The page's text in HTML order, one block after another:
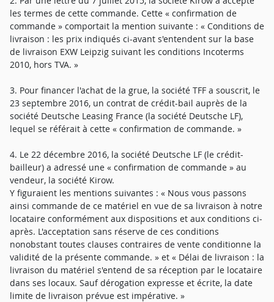
les termes de cette commande. Cette « confirmation de
commande » comportait la mention suivante : « Conditions de
livraison : les prix indiqués ci-avant s'entendent sur la base
de livraison EXW Leipzig suivant les conditions Incoterms
2010, hors TVA. »
3. Pour financer l'achat de la grue, la société TFF a souscrit, le
23 septembre 2016, un contrat de crédit-bail auprès de la
société Deutsche Leasing France (la société Deutsche LF),
lequel se référait à cette « confirmation de commande. »
4. Le 22 décembre 2016, la société Deutsche LF (le crédit-
bailleur) a adressé une « confirmation de commande » au
vendeur, la société Kirow.
Y figuraient les mentions suivantes : « Nous vous passons
ainsi commande de ce matériel en vue de sa livraison à notre
locataire conformément aux dispositions et aux conditions ci-
après. L'acceptation sans réserve de ces conditions
nonobstant toutes clauses contraires de vente conditionne la
validité de la présente commande. » et « Délai de livraison : la
livraison du matériel s'entend de sa réception par le locataire
dans ses locaux. Sauf dérogation expresse et écrite, la date
limite de livraison prévue est impérative. »